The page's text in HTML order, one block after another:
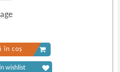
în coș
wishlist